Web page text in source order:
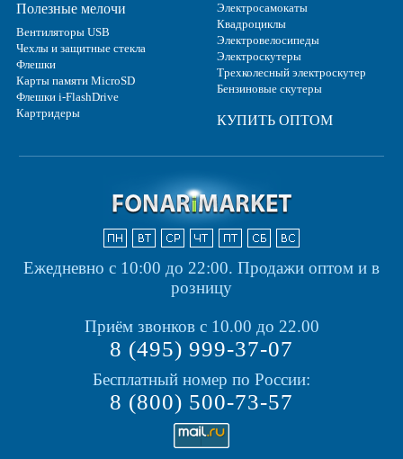
Полезные мелочи
Вентиляторы USB
Чехлы и защитные стекла
Флешки
Карты памяти MicroSD
Флешки i-FlashDrive
Картридеры
Электросамокаты
Квадроциклы
Электровелосипеды
Электроскутеры
Трехколесный электроскутер
Бензиновые скутеры
КУПИТЬ ОПТОМ
Ежедневно с 10:00 до 22:00. Продажи оптом и в
розницу
Приём звонков с 10.00 до 22.00
8 (495) 999-37-07
Бесплатный номер по России:
8 (800) 500-73-57